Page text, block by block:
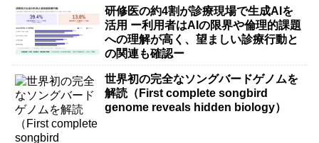
研修医の約4割が診療現場で生成AIを
活用 ー利用者はAIの限界や倫理的課題
への理解が高く、望ましい診療行動と
の関連も確認ー
世界初の完全なソングバードゲノムを
解読（First complete songbird
genome reveals hidden biology）